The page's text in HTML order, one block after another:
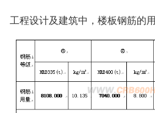
工程设计及建筑中，楼板钢筋的